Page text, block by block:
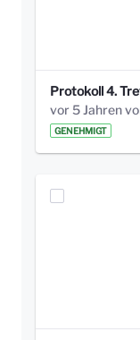
GENEHMIGT